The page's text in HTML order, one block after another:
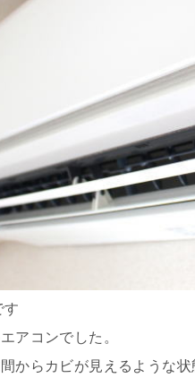
す
アコンでした。
からカビが見えるような状